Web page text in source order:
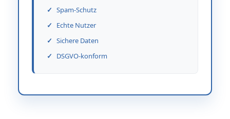
Spam-Schutz
Echte Nutzer
Sichere Daten
DSGVO-konform